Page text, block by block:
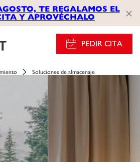
TE REGALAMOS EL
Y APROVÉCHALO
PEDIR CITA
Soluciones de almacenaje